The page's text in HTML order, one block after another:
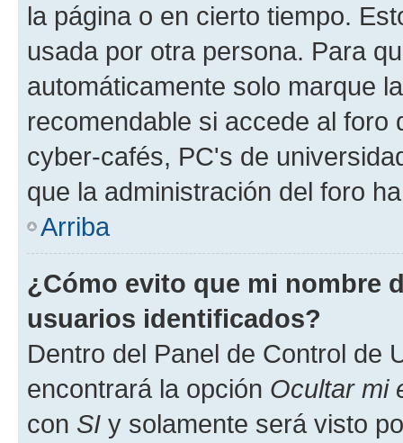
la página o en cierto tiempo.
usada por otra persona. Para
automáticamente solo marque
recomendable si accede al foro
cyber-cafés, PC's de
que la administración del foro
Arriba
¿Cómo evito que mi nombre
usuarios identificados?
Dentro del Panel de Control de
encontrará la opción Ocultar mi
con SI y solamente será visto